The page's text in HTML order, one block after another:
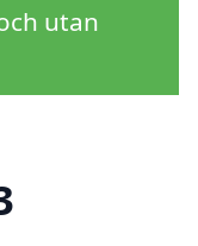
utan